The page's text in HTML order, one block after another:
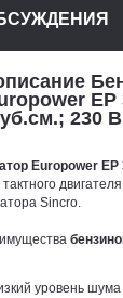
EP
230
Europower EP
Sincro.
уровень